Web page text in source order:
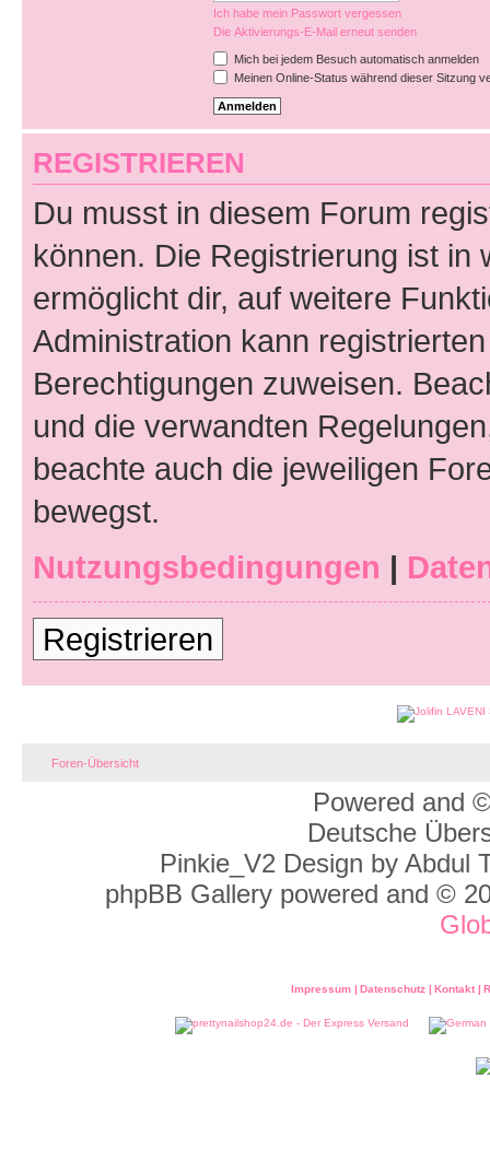
Ich habe mein Passwort vergessen
Die Aktivierungs-E-Mail erneut senden
Mich bei jedem Besuch automatisch anmelden
Meinen Online-Status während dieser Sitzung
REGISTRIEREN
Du musst in diesem Forum
können. Die Registrierung ist in
ermöglicht dir, auf weitere
Administration kann
Berechtigungen zuweisen.
und die verwandten
beachte auch die jeweiligen
bewegst.
Nutzungsbedingungen |
Registrieren
Foren-Übersicht
Powered and
Deutsche
Pinkie_V2 Design by Abdul
phpBB Gallery powered and ©
Impressum | Datenschutz | Kontakt |